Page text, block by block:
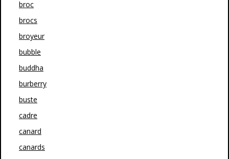
broc
brocs
broyeur
bubble
buddha
burberry
buste
cadre
canard
canards